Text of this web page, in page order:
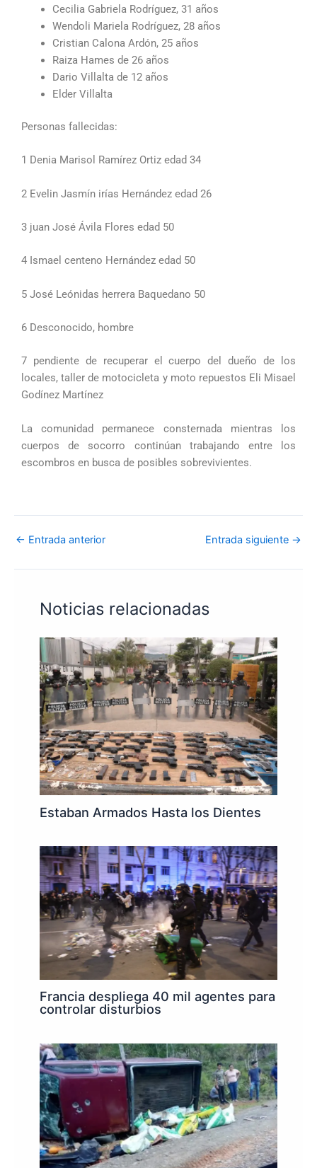
Cecilia Gabriela Rodríguez, 31 años
Wendoli Mariela Rodríguez, 28 años
Cristian Calona Ardón, 25 años
Raiza Hames de 26 años
Dario Villalta de 12 años
Elder Villalta
Personas fallecidas:
1 Denia Marisol Ramírez Ortiz edad 34
2 Evelin Jasmín irías Hernández edad 26
3 juan José Ávila Flores edad 50
4 Ismael centeno Hernández edad 50
5 José Leónidas herrera Baquedano 50
6 Desconocido, hombre
7 pendiente de recuperar el cuerpo del dueño de los
locales, taller de motocicleta y moto repuestos Eli Misael
Godínez Martínez
La comunidad permanece consternada mientras los
cuerpos de socorro continúan trabajando entre los
escombros en busca de posibles sobrevivientes.
← Entrada anterior Entrada siguiente →
Noticias relacionadas
Estaban Armados Hasta los Dientes
Francia despliega 40 mil agentes para
controlar disturbios